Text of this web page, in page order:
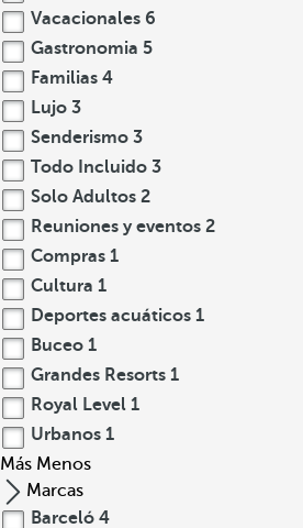
Vacacionales 6
Gastronomia 5
Familias 4
Lujo 3
Senderismo 3
Todo Incluido 3
Solo Adultos 2
Reuniones y eventos 2
Compras 1
Cultura 1
Deportes acuáticos 1
Buceo 1
Grandes Resorts 1
Royal Level 1
Urbanos 1
Más Menos
Marcas
Barceló 4